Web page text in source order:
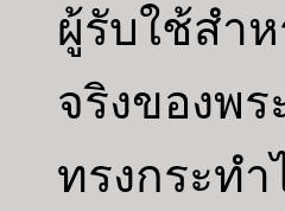
ผู้รับใช้สำ
จริงของพ
ทรงกระท